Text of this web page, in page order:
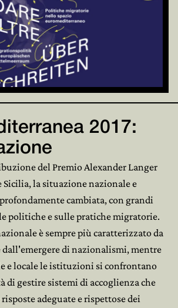
2017:
del Premio Alexander Langer
Sicilia, la situazione nazionale e
cambiata, con grandi
politiche e sulle pratiche migratorie.
è sempre più caratterizzato da
di nazionalismi, mentre
e locale le istituzioni si confrontano
di gestire sistemi di accoglienza che
adeguate e rispettose dei